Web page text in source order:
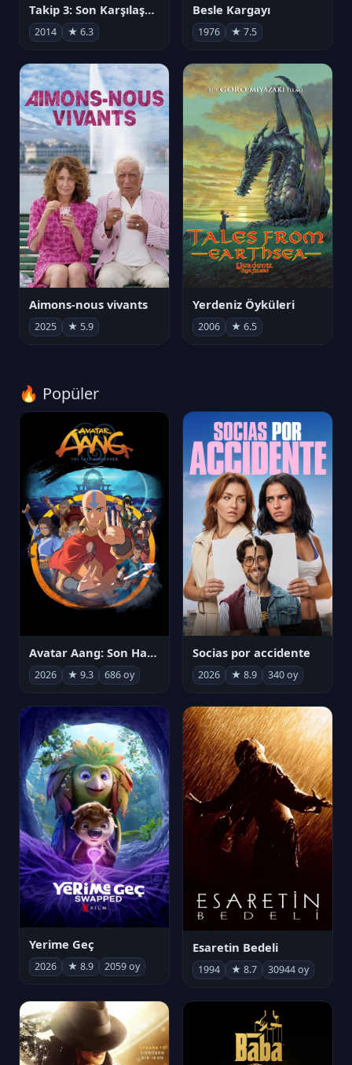
Takip 3: Son Karşılaşma
2014 ★ 6.3
Besle Kargayı
1976 ★ 7.5
Aimons-nous vivants
2025 ★ 5.9
Yerdeniz Öyküleri
2006 ★ 6.5
🔥 Popüler
Avatar Aang: Son Havabükücü
2026 ★ 9.3 686 oy
Socias por accidente
2026 ★ 8.9 340 oy
Yerime Geç
2026 ★ 8.9 2059 oy
Esaretin Bedeli
1994 ★ 8.7 30944 oy